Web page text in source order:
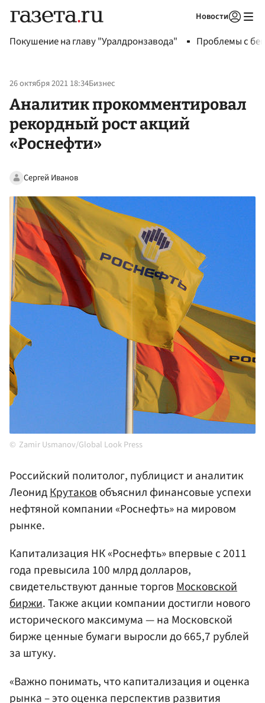
Новости
Покушение на главу "Уралдронзавода" Проблемы с
26 октября 2021 18:34Бизнес
Аналитик прокомментировал
рекордный рост акций
«Роснефти»
Сергей Иванов
Zamir Usmanov/Global Look Press
Российский политолог, публицист и аналитик
ЛеонидКрутаковобъяснил финансовые успехи
нефтяной компании «Роснефть» на мировом
рынке.
Капитализация НК «Роснефть» впервые с 2011
года превысила 100 млрд долларов,
свидетельствуют данные торговМосковской
биржи. Также акции компании достигли нового
исторического максимума — на Московской
бирже ценные бумаги выросли до 665,7 рублей
за штуку.
«Важно понимать, что капитализация и оценка
рынка – это оценка перспектив развития